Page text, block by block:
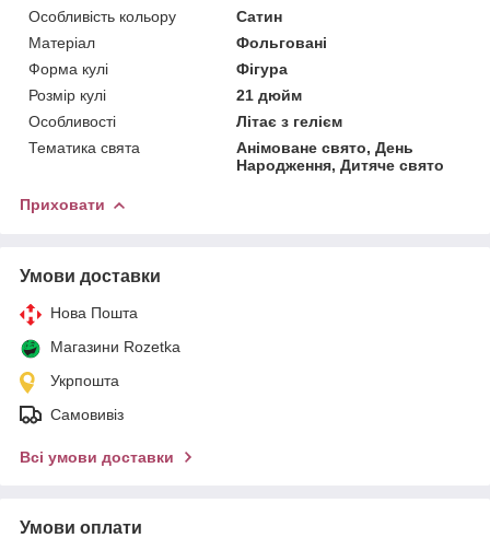
Особливість кольору
Сатин
Матеріал
Фольговані
Форма кулі
Фігура
Розмір кулі
21 дюйм
Особливості
Літає з гелієм
Тематика свята
Анімоване свято, День
Народження, Дитяче свято
Приховати
Умови доставки
Нова Пошта
Магазини Rozetka
Укрпошта
Самовивіз
Всі умови доставки
Умови оплати